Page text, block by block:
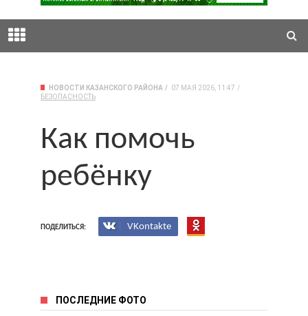
НОВОСТИ КАЗАНСКОГО РАЙОНА
07 МАЯ 2026, 11:47
БЕЗОПАСНОСТЬ
Как помочь
ребёнку
ПОДЕЛИТЬСЯ: VKontakte
ПОСЛЕДНИЕ ФОТО